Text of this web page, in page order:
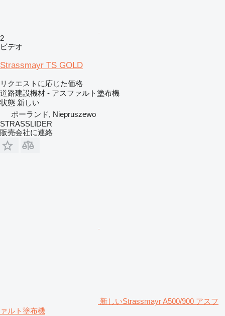
2
ビデオ
Strassmayr TS GOLD
リクエストに応じた価格
道路建設機材 - アスファルト塗布機
状態 新しい
ポーランド, Niepruszewo
STRASSLIDER
販売会社に連絡
新しいStrassmayr A500/900 アスフ
ァルト塗布機